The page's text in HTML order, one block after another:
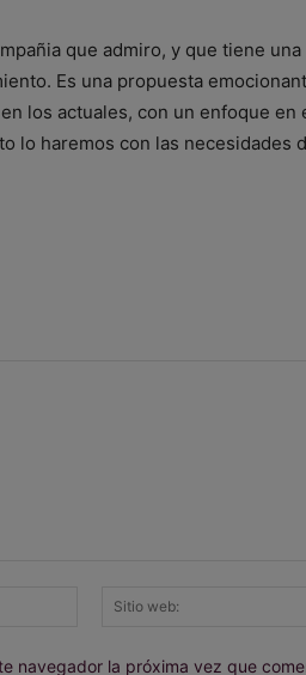
que admiro, y que tiene una
Es una propuesta
los actuales, con un enfoque en
lo haremos con las necesidades
Correo
navegador la próxima vez que